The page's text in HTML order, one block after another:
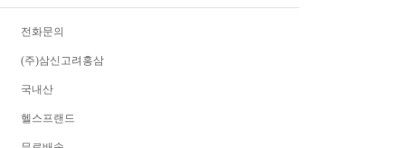
전화문의
(주)삼신고려홍삼
국내산
헬스프랜드